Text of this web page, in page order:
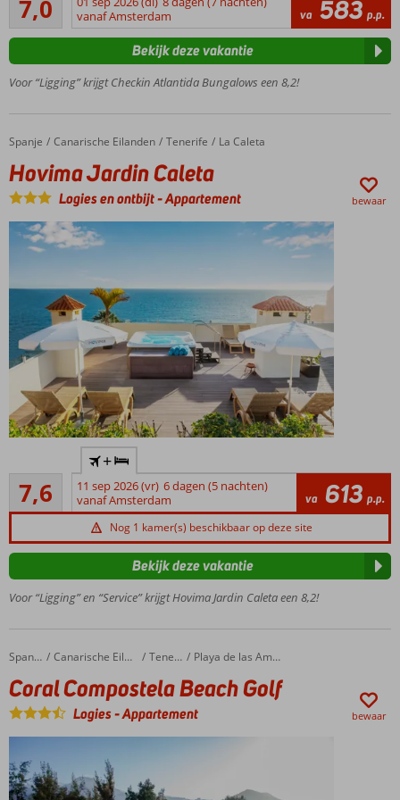
en strand
op
zwembaden
Zelf
All
Inclusive
Een fijn
complex
7,0
78
beoordelingenvanaf Amsterdam
va 583 p.p.
Voor “Ligging” krijgt Checkin Atlantida Bungalows een 8,2!
Bekijk deze vakantie
Home
Spanje Canarische Eilanden Tenerife La Caleta
Hovima Jardin Caleta
Hovima Jardin Caleta
Logies en ontbijt-Appartement bewaar
Op
loopafstand
gezellige La
Caleta
Ruime 2- en 3-
kamerappartementen
strand
Half-,
Volpension
of All
7,6
Goed
9
beoordelingen
+
11 sep 2026 (vr) 6 dagen (5 nachten)
vanaf Amsterdam
va 613 p.p.
Nog 1 kamer(s) beschikbaar op deze site
Voor “Ligging” en “Service” krijgt Hovima Jardin Caleta een 8,2!
Bekijk deze vakantie
Home Spanje Canarische Eilanden Tenerife Playa de las Americas
Coral Compostela Beach Golf
Coral Compostela Beach Golf
Logies-Appartement bewaar